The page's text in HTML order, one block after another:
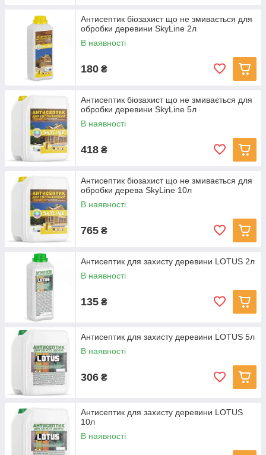
Антисептик біозахист що не змивається для
обробки деревини SkyLine 2л
В наявності
180 ₴
Антисептик біозахист що не змивається для
обробки деревини SkyLine 5л
В наявності
418 ₴
Антисептик біозахист що не змивається для
обробки дерева SkyLine 10л
В наявності
765 ₴
Антисептик для захисту деревини LOTUS 2л
В наявності
135 ₴
Антисептик для захисту деревини LOTUS 5л
В наявності
306 ₴
Антисептик для захисту деревини LOTUS
10л
В наявності